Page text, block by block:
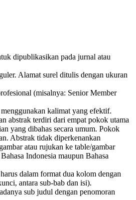
dipublikasikan pada jurnal atau
Alamat surel ditulis dengan ukuran
(misalnya: Senior Member
kalimat yang efektif.
abstrak terdiri dari empat pokok utama
yang dibahas secara umum. Pokok
Abstrak tidak diperkenankan
atau rujukan ke table/gambar
Indonesia maupun Bahasa
dalam format dua kolom dengan
antara sub-bab dan isi).
sub judul dengan penomoran